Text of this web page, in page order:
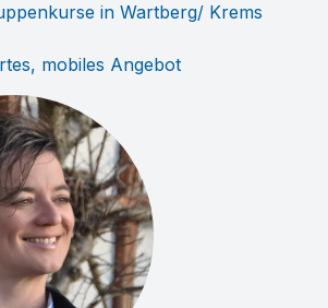
in Wartberg/ Krems
mobiles Angebot